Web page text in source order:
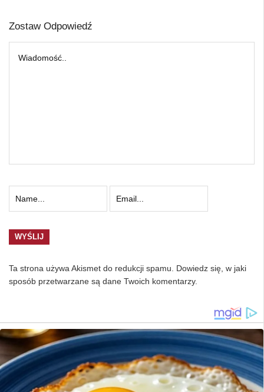
Zostaw Odpowiedź
Ta strona używa Akismet do redukcji spamu. Dowiedz się, w jaki
sposób przetwarzane są dane Twoich komentarzy.